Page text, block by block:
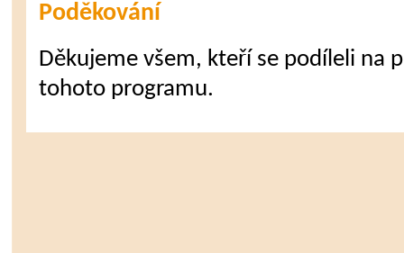
Poděkování
Děkujeme všem, kteří se podíleli na
tohoto programu.